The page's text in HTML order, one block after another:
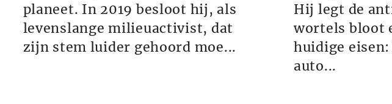
planeet. In 2019 besloot hij, als
levenslange milieuactivist, dat
zijn stem luider gehoord moe...
Hij legt de
wortels bloot
huidige
auto...